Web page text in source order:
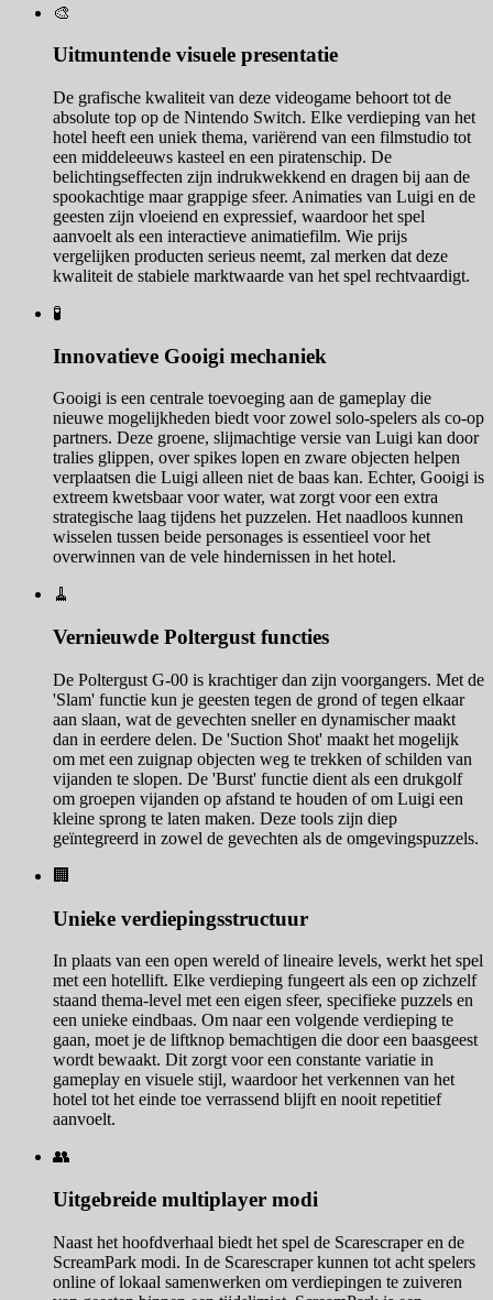
🎨
Uitmuntende visuele presentatie
De grafische kwaliteit van deze videogame behoort tot de
absolute top op de Nintendo Switch. Elke verdieping van het
hotel heeft een uniek thema, variërend van een filmstudio tot
een middeleeuws kasteel en een piratenschip. De
belichtingseffecten zijn indrukwekkend en dragen bij aan de
spookachtige maar grappige sfeer. Animaties van Luigi en de
geesten zijn vloeiend en expressief, waardoor het spel
aanvoelt als een interactieve animatiefilm. Wie prijs
vergelijken producten serieus neemt, zal merken dat deze
kwaliteit de stabiele marktwaarde van het spel rechtvaardigt.
🧪
Innovatieve Gooigi mechaniek
Gooigi is een centrale toevoeging aan de gameplay die
nieuwe mogelijkheden biedt voor zowel solo-spelers als co-op
partners. Deze groene, slijmachtige versie van Luigi kan door
tralies glippen, over spikes lopen en zware objecten helpen
verplaatsen die Luigi alleen niet de baas kan. Echter, Gooigi is
extreem kwetsbaar voor water, wat zorgt voor een extra
strategische laag tijdens het puzzelen. Het naadloos kunnen
wisselen tussen beide personages is essentieel voor het
overwinnen van de vele hindernissen in het hotel.
🧹
Vernieuwde Poltergust functies
De Poltergust G-00 is krachtiger dan zijn voorgangers. Met de
'Slam' functie kun je geesten tegen de grond of tegen elkaar
aan slaan, wat de gevechten sneller en dynamischer maakt
dan in eerdere delen. De 'Suction Shot' maakt het mogelijk
om met een zuignap objecten weg te trekken of schilden van
vijanden te slopen. De 'Burst' functie dient als een drukgolf
om groepen vijanden op afstand te houden of om Luigi een
kleine sprong te laten maken. Deze tools zijn diep
geïntegreerd in zowel de gevechten als de omgevingspuzzels.
🏢
Unieke verdiepingsstructuur
In plaats van een open wereld of lineaire levels, werkt het spel
met een hotellift. Elke verdieping fungeert als een op zichzelf
staand thema-level met een eigen sfeer, specifieke puzzels en
een unieke eindbaas. Om naar een volgende verdieping te
gaan, moet je de liftknop bemachtigen die door een baasgeest
wordt bewaakt. Dit zorgt voor een constante variatie in
gameplay en visuele stijl, waardoor het verkennen van het
hotel tot het einde toe verrassend blijft en nooit repetitief
aanvoelt.
👥
Uitgebreide multiplayer modi
Naast het hoofdverhaal biedt het spel de Scarescraper en de
ScreamPark modi. In de Scarescraper kunnen tot acht spelers
online of lokaal samenwerken om verdiepingen te zuiveren